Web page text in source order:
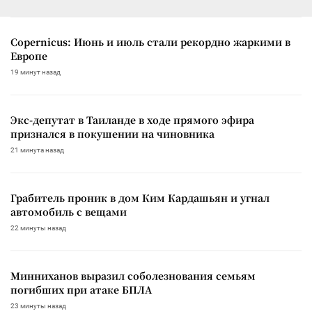
Copernicus: Июнь и июль стали рекордно жаркими в
Европе
19 минут назад
Экс-депутат в Таиланде в ходе прямого эфира
признался в покушении на чиновника
21 минута назад
Грабитель проник в дом Ким Кардашьян и угнал
автомобиль с вещами
22 минуты назад
Минниханов выразил соболезнования семьям
погибших при атаке БПЛА
23 минуты назад